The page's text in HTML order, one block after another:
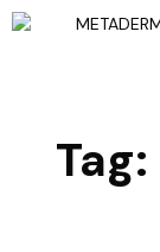
Tag: